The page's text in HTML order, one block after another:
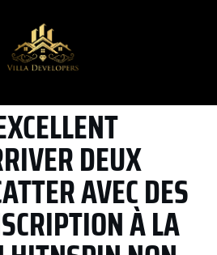
DEUX
AVEC DES
À LA